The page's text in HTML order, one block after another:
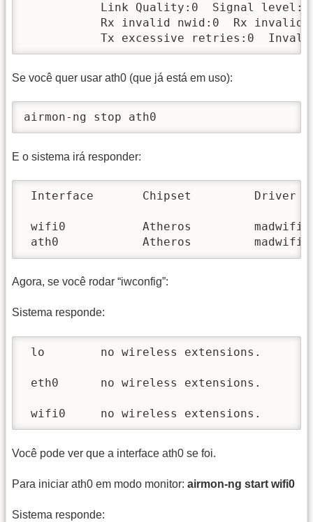
Link Quality:0  Signal
Rx invalid nwid:0  Rx invalid
Tx excessive retries:0
Se você quer usar ath0 (que já está em uso):
airmon-ng stop ath0
E o sistema irá responder:
Interface       Chipset         Driver
wifi0           Atheros         madwifi-
ath0            Atheros         madwifi-ng
Agora, se você rodar “iwconfig”:
Sistema responde:
lo        no wireless extensions.
eth0      no wireless extensions.
wifi0     no wireless extensions.
Você pode ver que a interface ath0 se foi.
Para iniciar ath0 em modo monitor: airmon-ng start wifi0
Sistema responde: